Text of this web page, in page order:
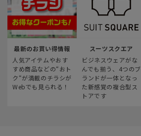
最新のお買い得情報
人気アイテムやおす
すめ商品などの“おト
ク“が満載のチラシが
Webでも見られる！
スーツスクエア
ビジネスウェアがな
んでも揃う、4つのブ
ランドが一体となっ
た新感覚の複合型ス
トアです